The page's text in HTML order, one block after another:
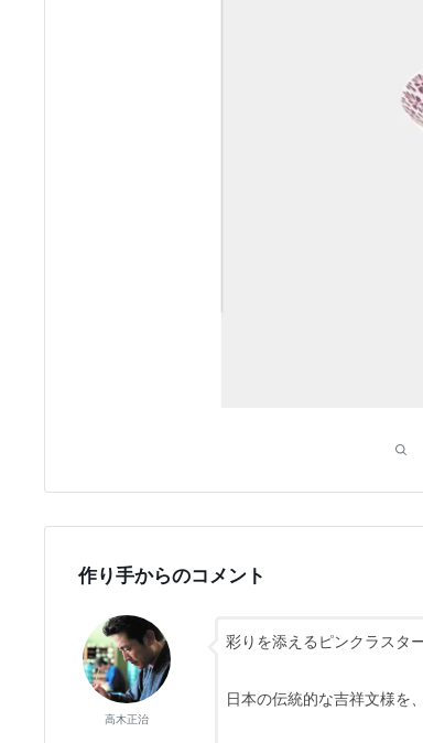
作り手からのコメント
高木正治
彩りを添えるピンクラスタ
日本の伝統的な吉祥文様を